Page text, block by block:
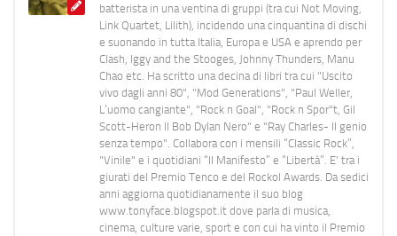
batterista in una ventina di gruppi (tra cui Not Moving,
Link Quartet, Lilith), incidendo una cinquantina di dischi
e suonando in tutta Italia, Europa e USA e aprendo per
Clash, Iggy and the Stooges, Johnny Thunders, Manu
Chao etc. Ha scritto una decina di libri tra cui "Uscito
vivo dagli anni 80", "Mod Generations", "Paul Weller,
L’uomo cangiante", "Rock n Goal", "Rock n Spor"t, Gil
Scott-Heron Il Bob Dylan Nero" e "Ray Charles- Il genio
senza tempo". Collabora con i mensili “Classic Rock”,
"Vinile" e i quotidiani “Il Manifesto” e “Libertà”. E' tra i
giurati del Premio Tenco e del Rockol Awards. Da sedici
anni aggiorna quotidianamente il suo blog
www.tonyface.blogspot.it dove parla di musica,
cinema, culture varie, sport e con cui ha vinto il Premio